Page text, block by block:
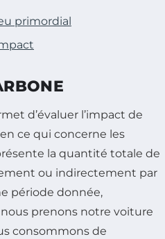
primordial
d’évaluer l’impact de
ce qui concerne les
la quantité totale de
ou indirectement par
période donnée,
prenons notre voiture
consommons de